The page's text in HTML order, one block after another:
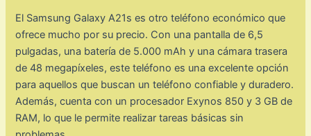
El Samsung Galaxy A21s es otro teléfono económico que
ofrece mucho por su precio. Con una pantalla de 6,5
pulgadas, una batería de 5.000 mAh y una cámara trasera
de 48 megapíxeles, este teléfono es una excelente opción
para aquellos que buscan un teléfono confiable y duradero.
Además, cuenta con un procesador Exynos 850 y 3 GB de
RAM, lo que le permite realizar tareas básicas sin